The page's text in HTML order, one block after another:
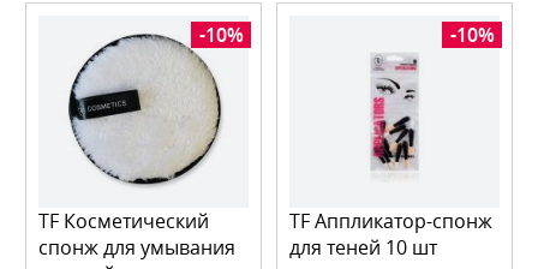
-10%
TF Косметический
спонж для умывания
-10%
TF Аппликатор-спонж
для теней 10 шт